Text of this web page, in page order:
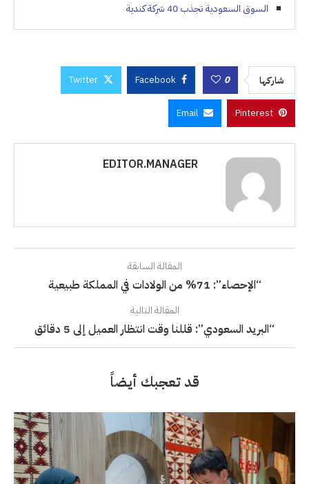
السوق السعودية تجذب 40 شركة كندية
شاركها 0
Facebook
Twitter
Pinterest
Email
EDITOR.MANAGER
المقالة السابقة
“الإحصاء”: 71% من الولادات في المملكة طبيعية
المقالة التالية
“البريد السعودي”: قللنا وقت انتظار العميل إلى 5 دقائق
قد تعجبك أيضاً